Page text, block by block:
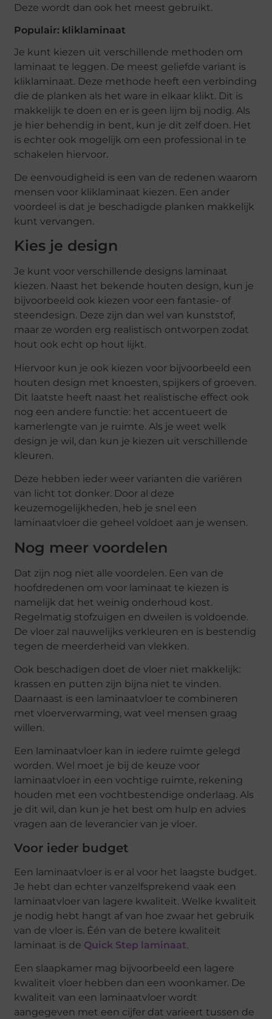
Deze wordt dan ook het meest gebruikt.
Populair: kliklaminaat
Je kunt kiezen uit verschillende methoden om
laminaat te leggen. De meest geliefde variant is
kliklaminaat. Deze methode heeft een verbinding
die de planken als het ware in elkaar klikt. Dit is
makkelijk te doen en er is geen lijm bij nodig. Als
je hier behendig in bent, kun je dit zelf doen. Het
is echter ook mogelijk om een professional in te
schakelen hiervoor.
De eenvoudigheid is een van de redenen waarom
mensen voor kliklaminaat kiezen. Een ander
voordeel is dat je beschadigde planken makkelijk
kunt vervangen.
Kies je design
Je kunt voor verschillende designs laminaat
kiezen. Naast het bekende houten design, kun je
bijvoorbeeld ook kiezen voor een fantasie- of
steendesign. Deze zijn dan wel van kunststof,
maar ze worden erg realistisch ontworpen zodat
hout ook echt op hout lijkt.
Hiervoor kun je ook kiezen voor bijvoorbeeld een
houten design met knoesten, spijkers of groeven.
Dit laatste heeft naast het realistische effect ook
nog een andere functie: het accentueert de
kamerlengte van je ruimte. Als je weet welk
design je wil, dan kun je kiezen uit verschillende
kleuren.
Deze hebben ieder weer varianten die variëren
van licht tot donker. Door al deze
keuzemogelijkheden, heb je snel een
laminaatvloer die geheel voldoet aan je wensen.
Nog meer voordelen
Dat zijn nog niet alle voordelen. Een van de
hoofdredenen om voor laminaat te kiezen is
namelijk dat het weinig onderhoud kost.
Regelmatig stofzuigen en dweilen is voldoende.
De vloer zal nauwelijks verkleuren en is bestendig
tegen de meerderheid van vlekken.
Ook beschadigen doet de vloer niet makkelijk:
krassen en putten zijn bijna niet te vinden.
Daarnaast is een laminaatvloer te combineren
met vloerverwarming, wat veel mensen graag
willen.
Een laminaatvloer kan in iedere ruimte gelegd
worden. Wel moet je bij de keuze voor
laminaatvloer in een vochtige ruimte, rekening
houden met een vochtbestendige onderlaag. Als
je dit wil, dan kun je het best om hulp en advies
vragen aan de leverancier van je vloer.
Voor ieder budget
Een laminaatvloer is er al voor het laagste budget.
Je hebt dan echter vanzelfsprekend vaak een
laminaatvloer van lagere kwaliteit. Welke kwaliteit
je nodig hebt hangt af van hoe zwaar het gebruik
van de vloer is. Één van de betere kwaliteit
laminaat is de Quick Step laminaat.
Een slaapkamer mag bijvoorbeeld een lagere
kwaliteit vloer hebben dan een woonkamer. De
kwaliteit van een laminaatvloer wordt
aangegeven met een cijfer dat varieert tussen de